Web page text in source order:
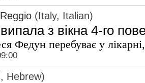
(Italy, Italian)
з вікна 4-го
Федун перебуває у
Hebrew)